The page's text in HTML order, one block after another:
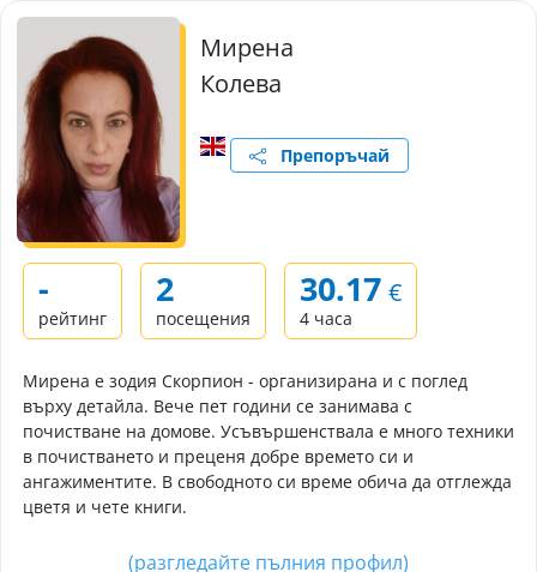
Мирена
Колева
Препоръчай
-
рейтинг
2
посещения
30.17 €
4 часа
Мирена е зодия Скорпион - организирана и с поглед
върху детайла. Вече пет години се занимава с
почистване на домове. Усъвършенствала е много техники
в почистването и преценя добре времето си и
ангажиментите. В свободното си време обича да отглежда
цветя и чете книги.
(разгледайте пълния профил)